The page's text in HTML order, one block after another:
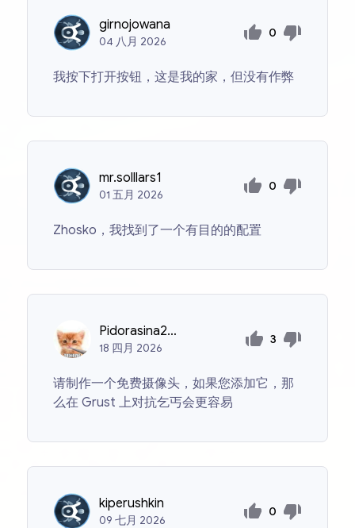
girnojowana
04 八月 2026
0
我按下打开按钮，这是我的家，但没有作弊
mr.solllars1
01 五月 2026
0
Zhosko，我找到了一个有目的的配置
Pidorasina2286769
18 四月 2026
3
请制作一个免费摄像头，如果您添加它，那
么在 Grust 上对抗乞丐会更容易
kiperushkin
09七月 2026
0